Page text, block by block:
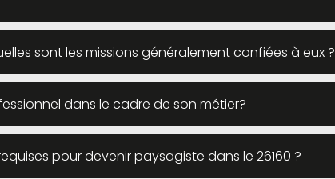
sont les missions généralement confiées à eux ?
dans le cadre de son métier?
pour devenir paysagiste dans le 26160 ?